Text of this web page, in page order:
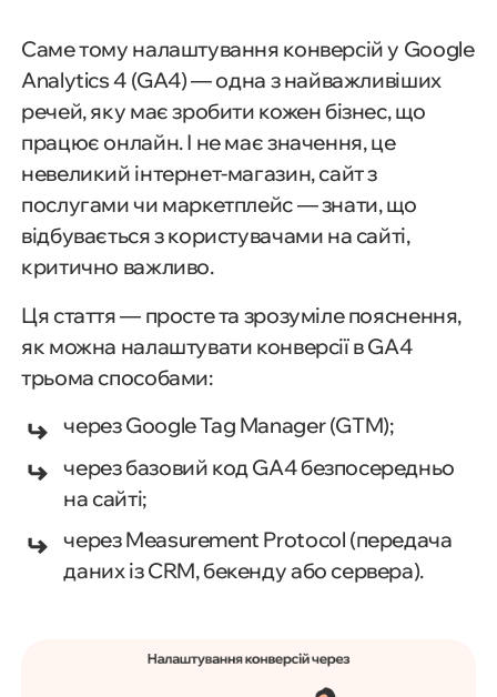
Саме тому налаштування конверсій у Google
Analytics 4 (GA4) — одна з найважливіших
речей, яку має зробити кожен бізнес, що
працює онлайн. І не має значення, це
невеликий інтернет-магазин, сайт з
послугами чи маркетплейс — знати, що
відбувається з користувачами на сайті,
критично важливо.
Ця стаття — просте та зрозуміле пояснення,
як можна налаштувати конверсії в GA4
трьома способами:
через Google Tag Manager (GTM);
через базовий код GA4 безпосередньо
на сайті;
через Measurement Protocol (передача
даних із CRM, бекенду або сервера).